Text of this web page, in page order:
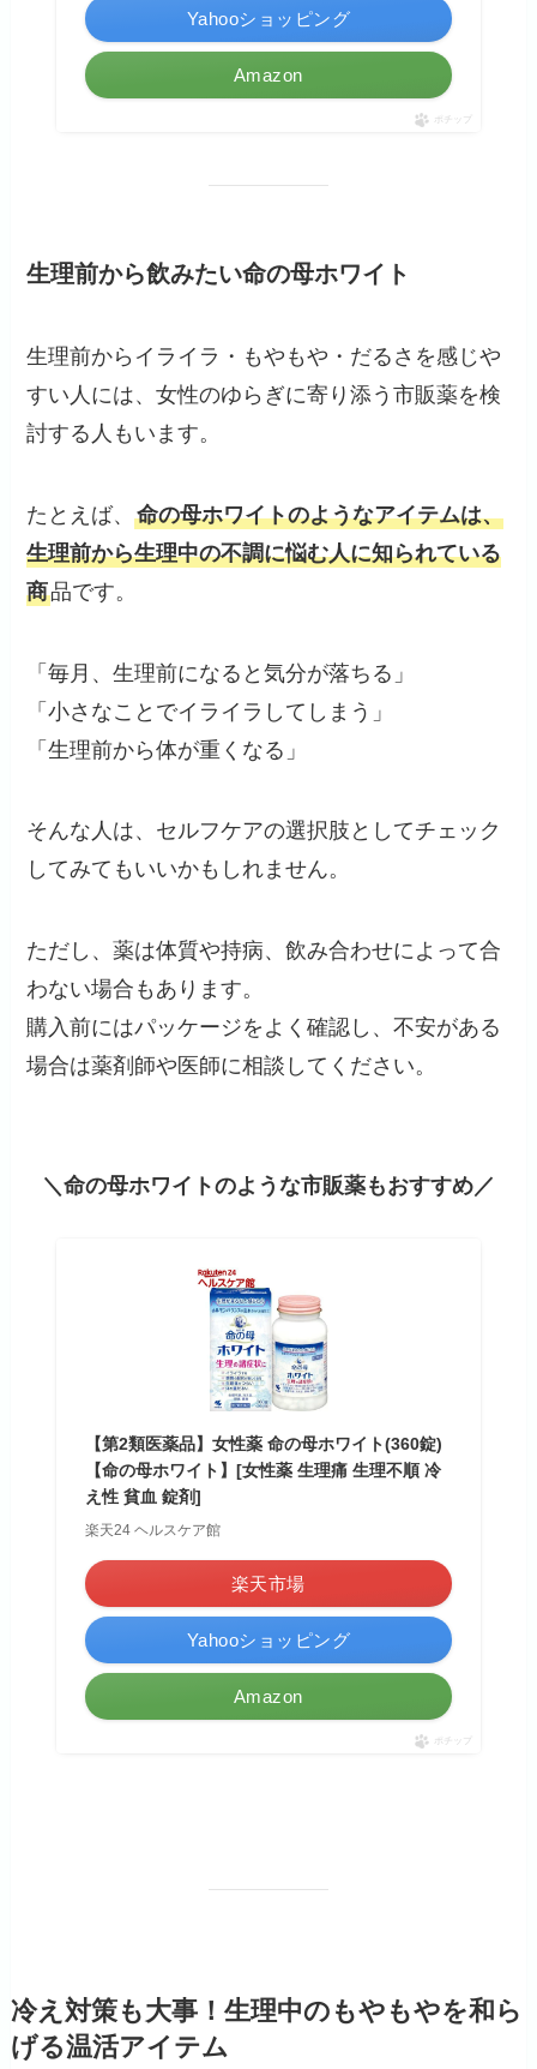
Yahooショッピング
Amazon
ポチップ
生理前から飲みたい命の母ホワイト
生理前からイライラ・もやもや・だるさを感じや
すい人には、女性のゆらぎに寄り添う市販薬を検
討する人もいます。
たとえば、命の母ホワイトのようなアイテムは、
生理前から生理中の不調に悩む人に知られている
商品です。
「毎月、生理前になると気分が落ちる」
「小さなことでイライラしてしまう」
「生理前から体が重くなる」
そんな人は、セルフケアの選択肢としてチェック
してみてもいいかもしれません。
ただし、薬は体質や持病、飲み合わせによって合
わない場合もあります。
購入前にはパッケージをよく確認し、不安がある
場合は薬剤師や医師に相談してください。
＼命の母ホワイトのような市販薬もおすすめ／
【第2類医薬品】女性薬 命の母ホワイト(360錠)
【命の母ホワイト】[女性薬 生理痛 生理不順 冷
え性 貧血 錠剤]
楽天24 ヘルスケア館
楽天市場
Yahooショッピング
Amazon
ポチップ
冷え対策も大事！生理中のもやもやを和ら
げる温活アイテム